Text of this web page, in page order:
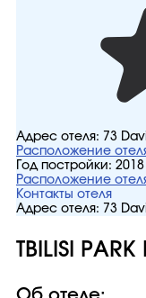
Адрес отеля: 73
Расположение
Год постройки: 2018
Расположение
Контакты отеля
Адрес отеля: 73
TBILISI PARK